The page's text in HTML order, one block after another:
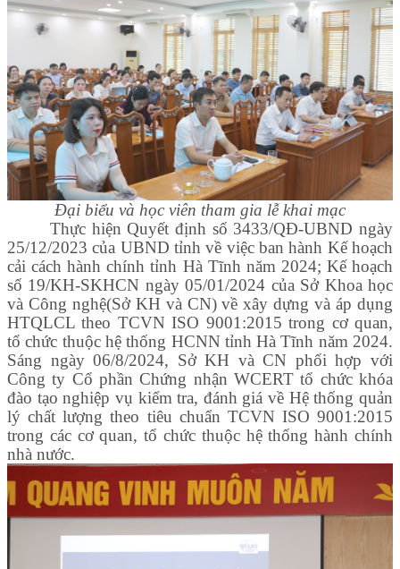
Đại biểu và học viên tham gia lễ khai mạc
Thực hiện Quyết định số 3433/QĐ-UBND ngày
25/12/2023 của UBND tỉnh về việc ban hành Kế hoạch
cải cách hành chính tỉnh Hà Tĩnh năm 2024; Kế hoạch
số 19/KH-SKHCN ngày 05/01/2024 của Sở Khoa học
và Công nghệ(Sở KH và CN) về xây dựng và áp dụng
HTQLCL theo TCVN ISO 9001:2015 trong cơ quan,
tổ chức thuộc hệ thống HCNN tỉnh Hà Tĩnh năm 2024.
Sáng ngày 06/8/2024, Sở KH và CN phối hợp với
Công ty Cổ phần Chứng nhận WCERT tổ chức khóa
đào tạo nghiệp vụ kiểm tra, đánh giá về Hệ thống quản
lý chất lượng theo tiêu chuẩn TCVN ISO 9001:2015
trong các cơ quan, tổ chức thuộc hệ thống hành chính
nhà nước.